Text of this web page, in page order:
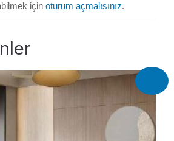
için oturum açmalısınız.